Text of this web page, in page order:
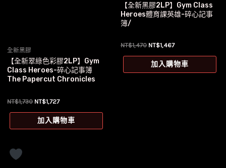
全新黑膠
【全新翠綠色彩膠2LP】Gym
Class Heroes-碎心記事簿
The Papercut Chronicles
NT$1,730 原
價
格：
NT$1,727目
價
格：
加入購物車
【全新黑膠2LP】Gym Class
Heroes體育課英雄-碎心記事
簿/
NT$1,470 原
價
格：
NT$1,467目
價
格：
加入購物車